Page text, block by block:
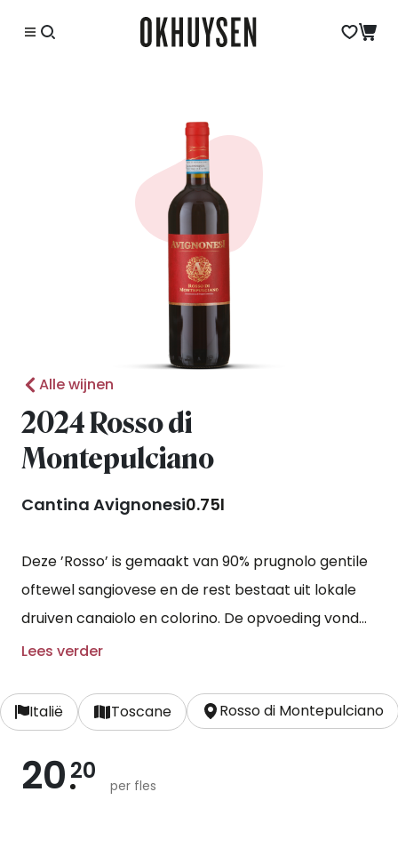
Alle wijnen
2024 Rosso di
Montepulciano
Cantina Avignonesi0.75l
Deze ’Rosso’ is gemaakt van 90% prugnolo gentile
oftewel sangiovese en de rest bestaat uit lokale
druiven canaiolo en colorino. De opvoeding vond
plaats op traditionele grote vaten van Slavonisch
Lees verder
Italië Toscane Rosso di Montepulciano
20 20
per fles